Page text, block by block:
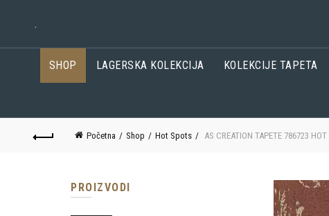
.
SHOP LAGERSKA KOLEKCIJA KOLEKCIJE TAPETA
Početna Shop Hot Spots AS CREATION TAPETE 786723 HOT
PROIZVODI